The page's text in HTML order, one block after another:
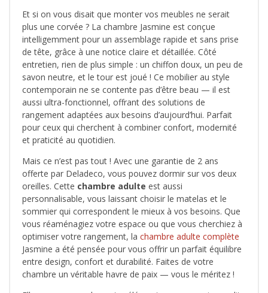
Et si on vous disait que monter vos meubles ne serait
plus une corvée ? La chambre Jasmine est conçue
intelligemment pour un assemblage rapide et sans prise
de tête, grâce à une notice claire et détaillée. Côté
entretien, rien de plus simple : un chiffon doux, un peu de
savon neutre, et le tour est joué ! Ce mobilier au style
contemporain ne se contente pas d’être beau — il est
aussi ultra-fonctionnel, offrant des solutions de
rangement adaptées aux besoins d’aujourd’hui. Parfait
pour ceux qui cherchent à combiner confort, modernité
et praticité au quotidien.
Mais ce n’est pas tout ! Avec une garantie de 2 ans
offerte par Deladeco, vous pouvez dormir sur vos deux
oreilles. Cette chambre adulte est aussi
personnalisable, vous laissant choisir le matelas et le
sommier qui correspondent le mieux à vos besoins. Que
vous réaménagiez votre espace ou que vous cherchiez à
optimiser votre rangement, la chambre adulte complète
Jasmine a été pensée pour vous offrir un parfait équilibre
entre design, confort et durabilité. Faites de votre
chambre un véritable havre de paix — vous le méritez !